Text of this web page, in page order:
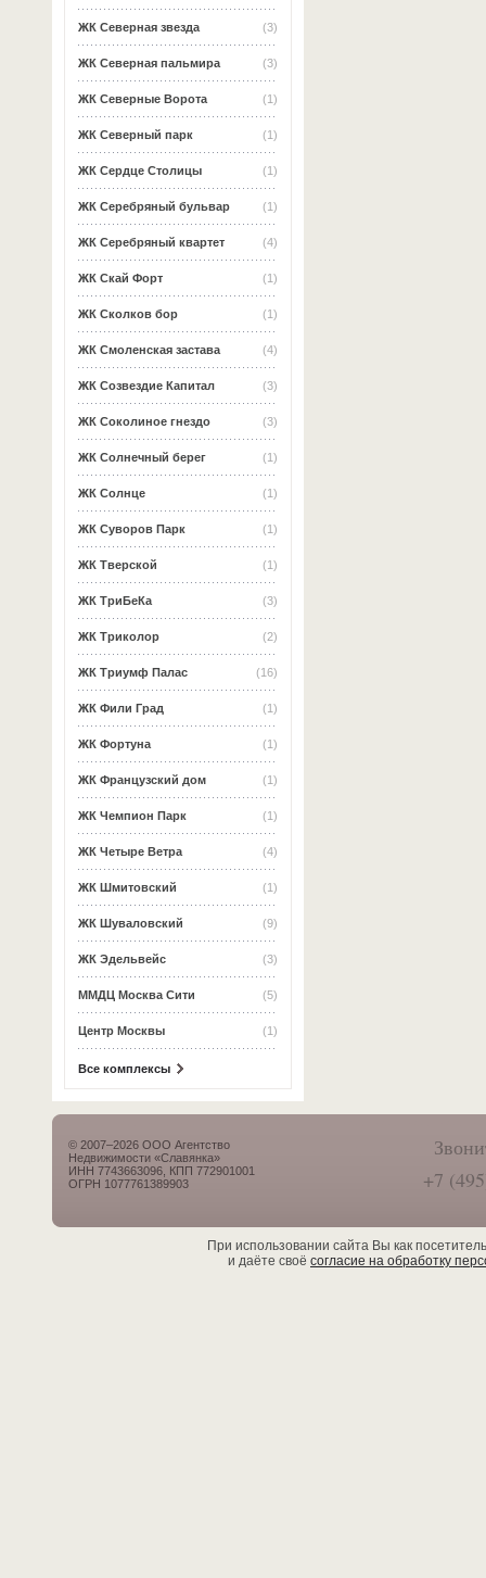
(3)
ЖК Северная звезда
(3)
ЖК Северная пальмира
(1)
ЖК Северные Ворота
(1)
ЖК Северный парк
(1)
ЖК Сердце Столицы
(1)
ЖК Серебряный бульвар
(4)
ЖК Серебряный квартет
(1)
ЖК Скай Форт
(1)
ЖК Сколков бор
(4)
ЖК Смоленская застава
(3)
ЖК Созвездие Капитал
(3)
ЖК Соколиное гнездо
(1)
ЖК Солнечный берег
(1)
ЖК Солнце
(1)
ЖК Суворов Парк
(1)
ЖК Тверской
(3)
ЖК ТриБеКа
(2)
ЖК Триколор
(16)
ЖК Триумф Палас
(1)
ЖК Фили Град
(1)
ЖК Фортуна
(1)
ЖК Французский дом
(1)
ЖК Чемпион Парк
(4)
ЖК Четыре Ветра
(1)
ЖК Шмитовский
(9)
ЖК Шуваловский
(3)
ЖК Эдельвейс
(5)
ММДЦ Москва Сити
(1)
Центр Москвы
Все комплексы
© 2007–2026 ООО Агентство
Недвижимости «Славянка»
ИНН 7743663096, КПП 772901001
ОГРН 1077761389903
+7
При использовании сайта Вы как
и даёте своё согласие на обработку